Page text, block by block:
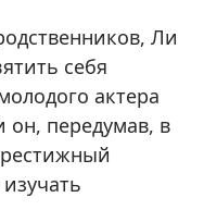
Ли
себя
актера
он, передумав, в